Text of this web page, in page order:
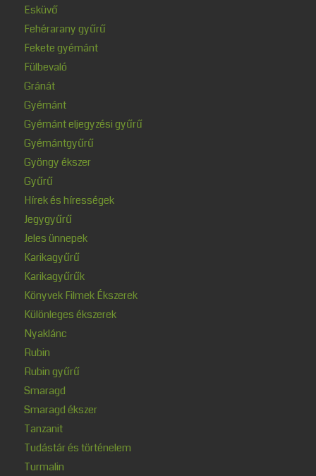
Esküvő
Fehérarany gyűrű
Fekete gyémánt
Fülbevaló
Gránát
Gyémánt
Gyémánt eljegyzési gyűrű
Gyémántgyűrű
Gyöngy ékszer
Gyűrű
Hírek és hírességek
Jegygyűrű
Jeles ünnepek
Karikagyűrű
Karikagyűrűk
Könyvek Filmek Ékszerek
Különleges ékszerek
Nyaklánc
Rubin
Rubin gyűrű
Smaragd
Smaragd ékszer
Tanzanit
Tudástár és történelem
Turmalin